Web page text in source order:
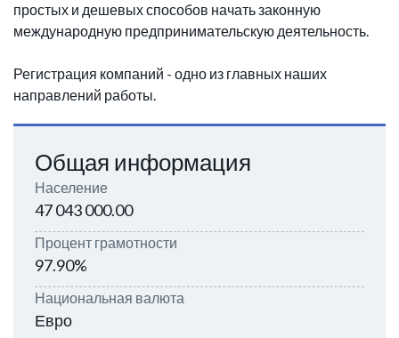
простых и дешевых способов начать законную
международную предпринимательскую деятельность.
Регистрация компаний - одно из главных наших
направлений работы.
Общая информация
Население
47 043 000.00
Процент грамотности
97.90%
Национальная валюта
Евро